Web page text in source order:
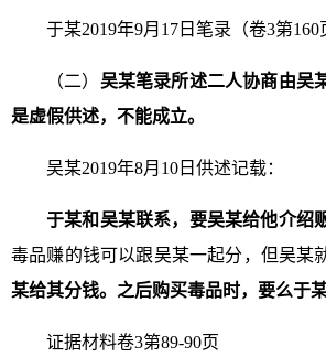
于某2019年9月17日笔录（卷3第160
（二） 吴某笔录所述二人协商由吴
是虚假供述，不能成立。
吴某2019年8月10日供述记载：
于某和吴某联系，要吴某给他介绍
毒品赚的钱可以跟吴某一起分，但吴某
某给其分钱。 之后购买毒品时，要么于
证据材料卷3第89-90页